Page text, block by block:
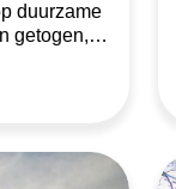
duurzame
getogen,